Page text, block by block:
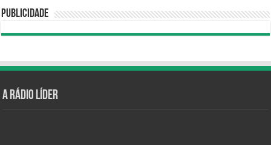
Publicidade
A Rádio Líder